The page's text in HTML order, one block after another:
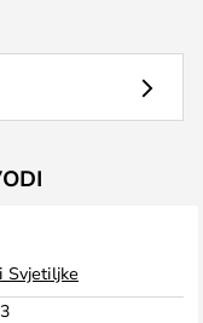
Svjetiljke